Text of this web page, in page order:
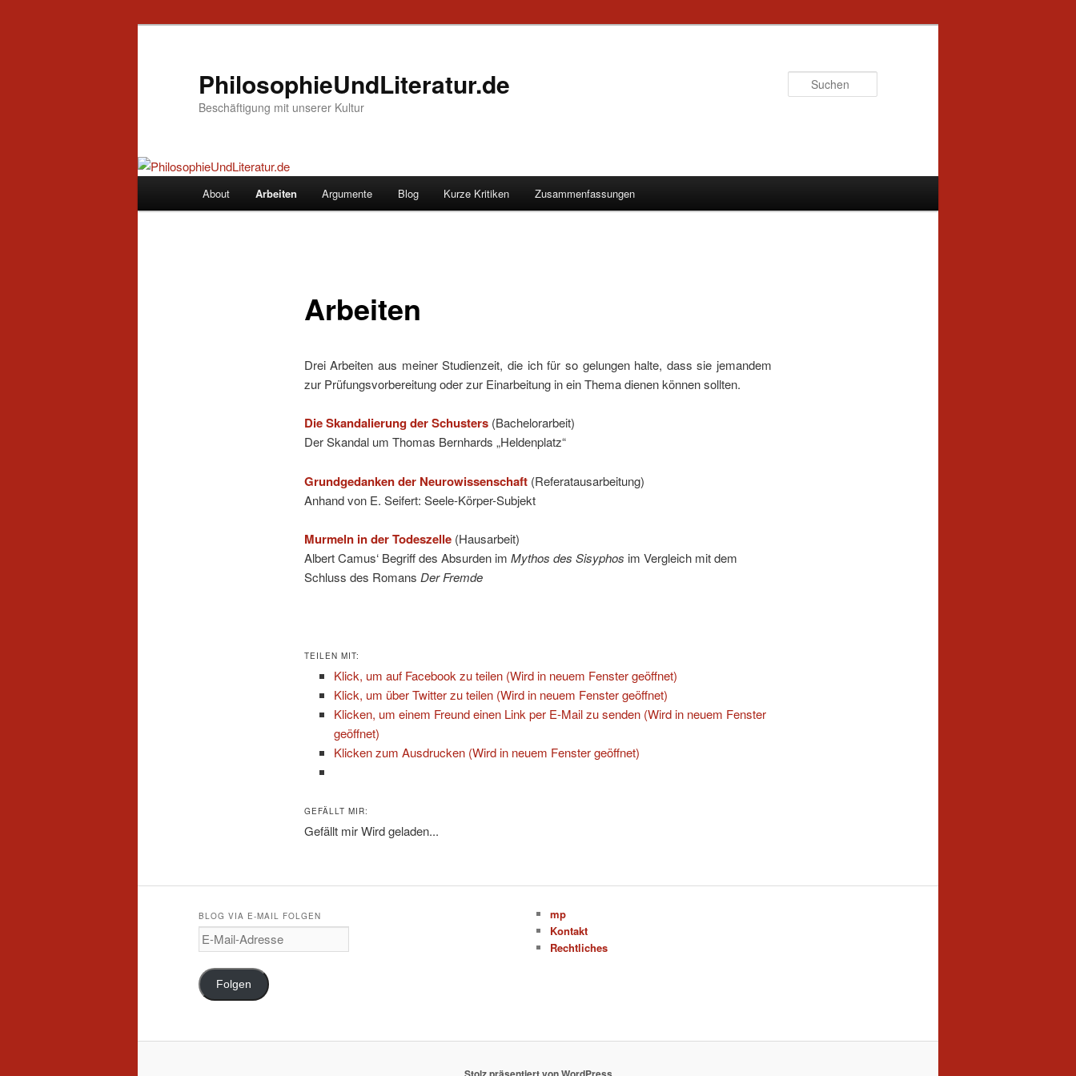
PhilosophieUndLiteratur.de
Beschäftigung mit unserer Kultur
About Arbeiten Argumente Blog Kurze Kritiken Zusammenfassungen
Arbeiten
Drei Arbeiten aus meiner Studienzeit, die ich für so gelungen halte, dass sie jemandem
zur Prüfungsvorbereitung oder zur Einarbeitung in ein Thema dienen können sollten.
Die Skandalierung der Schusters(Bachelorarbeit)
Der Skandal um Thomas Bernhards „Heldenplatz“
Grundgedanken der Neurowissenschaft (Referatausarbeitung)
Anhand von E. Seifert: Seele-Körper-Subjekt
Murmeln in der Todeszelle (Hausarbeit)
Albert Camus‘ Begriff des Absurden im Mythos des Sisyphos im Vergleich mit dem
Schluss des Romans Der Fremde
TEILEN MIT:
Klick, um auf Facebook zu teilen (Wird in neuem Fenster geöffnet)
Klick, um über Twitter zu teilen (Wird in neuem Fenster geöffnet)
Klicken, um einem Freund einen Link per E-Mail zu senden (Wird in neuem Fenster
geöffnet)
Klicken zum Ausdrucken (Wird in neuem Fenster geöffnet)
GEFÄLLT MIR:
Gefällt mirWird geladen...
BLOG VIA E-MAIL FOLGEN
E-
Mail-
Folgen
mp
Kontakt
Rechtliches